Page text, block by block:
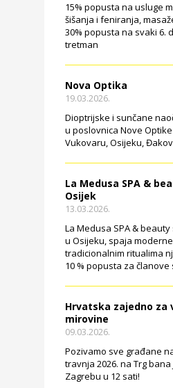
15% popusta na usluge
šišanja i feniranja,
30% popusta na svaki 6.
tretman
Nova Optika
19.03.2026.
Dioptrijske i sunčane
u poslovnica Nove
Vukovaru, Osijeku,
La Medusa SPA &
Osijek
13.03.2026.
La Medusa SPA &
u Osijeku, spaja
tradicionalnim ritualima
10 % popusta za
Hrvatska zajedno za
mirovine
09.03.2026.
Pozivamo sve građane
travnja 2026. na Trg bana
Zagrebu u 12 sati!